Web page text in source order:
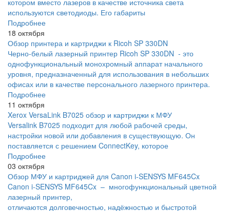
котором вместо лазеров в качестве источника света
используются светодиоды. Его габариты
Подробнее
18 октября
Обзор принтера и картриджи к Ricoh SP 330DN
Черно-белый лазерный принтер Ricoh SP 330DN - это
однофункциональный монохромный аппарат начального
уровня, предназначенный для использования в небольших
офисах или в качестве персонального лазерного принтера.
Подробнее
11 октября
Xerox VersaLink B7025 обзор и картриджи к МФУ
Versalink B7025 подходит для любой рабочей среды,
настройки новой или добавления в существующую. Он
поставляется с решением ConnectKey, которое
Подробнее
03 октября
Обзор МФУ и картриджей для Canon i-SENSYS MF645Cx
Canon i-SENSYS MF645Cx – многофункциональный цветной
лазерный принтер,
отличаются долговечностью, надёжностью и быстротой